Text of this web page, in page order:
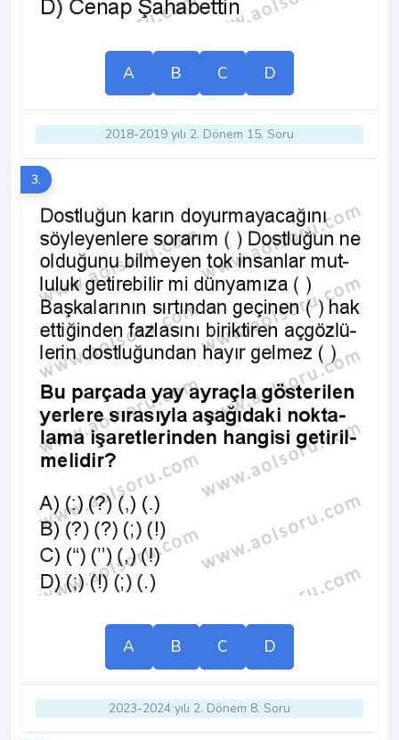
A B C D
2018-2019 yılı 2. Dönem 15. Soru
3.
A B C D
2023-2024 yılı 2. Dönem 8. Soru